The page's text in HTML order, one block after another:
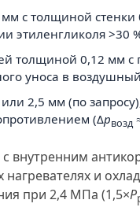
с толщиной стенки
этиленгликоля >30
толщиной 0,12 мм с
уноса в
2,5 мм (по
(Δpвозд
внутренним
и
при 2,4 МПа (1,5×P